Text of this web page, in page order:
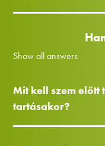
Show all answers
Mit kell szem előtt
tartásakor?